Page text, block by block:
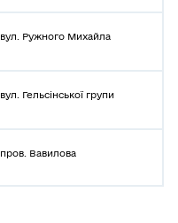
вул. Ружного Михайла
вул. Гельсінської групи
пров. Вавилова